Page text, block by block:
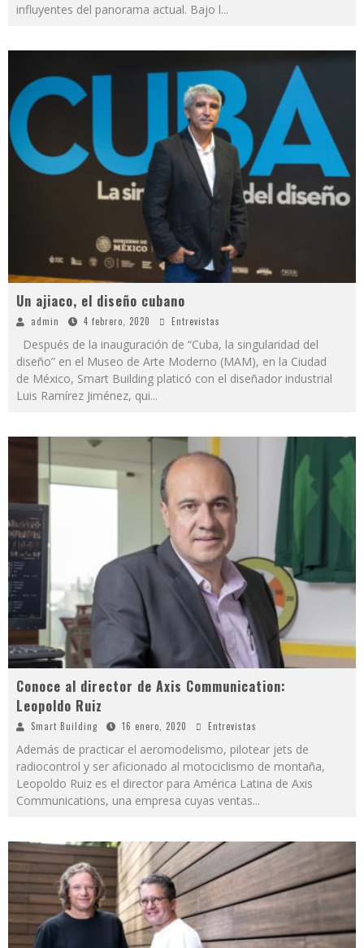
influyentes del panorama actual. Bajo l...
Un ajiaco, el diseño cubano
admin 4 febrero, 2020 Entrevistas
Después de la inauguración de “Cuba, la singularidad del
diseño” en el Museo de Arte Moderno (MAM), en la Ciudad
de México, Smart Building platicó con el diseñador industrial
Luis Ramírez Jiménez, qui...
Conoce al director de Axis Communication:
Leopoldo Ruiz
Smart Building 16 enero, 2020 Entrevistas
Además de practicar el aeromodelismo, pilotear jets de
radiocontrol y ser aficionado al motociclismo de montaña,
Leopoldo Ruiz es el director para América Latina de Axis
Communications, una empresa cuyas ventas...